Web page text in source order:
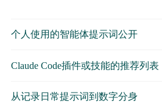
个人使用的智能体提示词公开
Claude Code插件或技能的推荐列表
从记录日常提示词到数字分身